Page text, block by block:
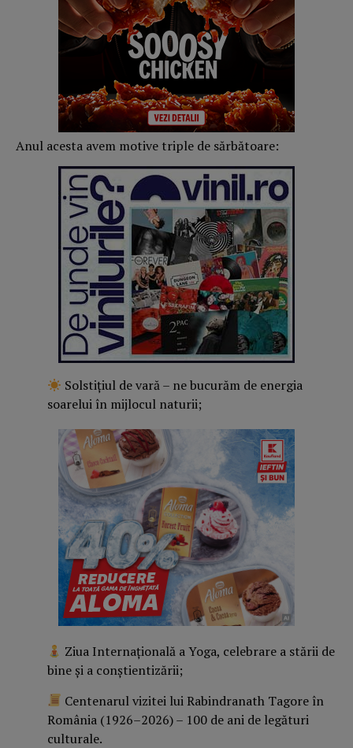
Anul acesta avem motive triple de sărbătoare:
Solstițiul de vară – ne bucurăm de energia
soarelui în mijlocul naturii;
Ziua Internațională a Yoga, celebrare a stării de
bine și a conștientizării;
Centenarul vizitei lui Rabindranath Tagore în
România (1926–2026) – 100 de ani de legături
culturale.